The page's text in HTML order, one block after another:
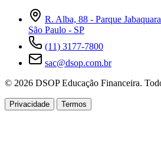
R. Alba, 88 - Parque Jabaquara
São Paulo - SP
(11) 3177-7800
sac@dsop.com.br
© 2026 DSOP Educação Financeira.
Privacidade Termos